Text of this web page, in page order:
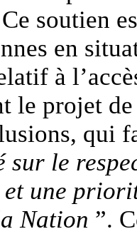
soutien
en
à
le projet
qui
le
une
Nation ”.